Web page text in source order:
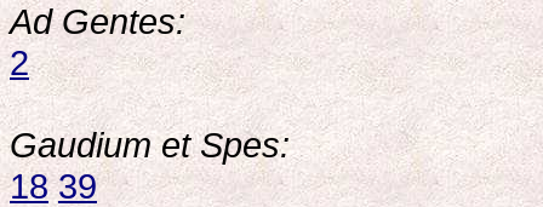
Ad Gentes:
2
Gaudium et Spes:
18 39